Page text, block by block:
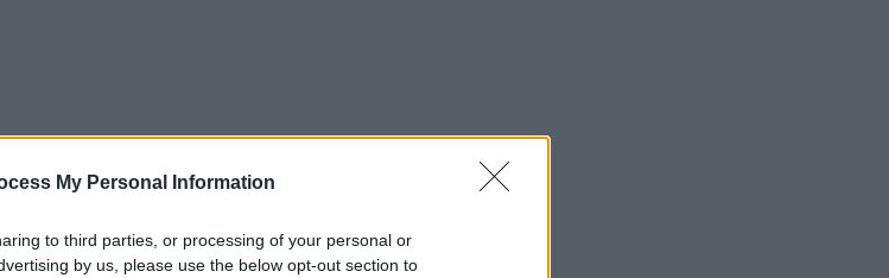
My Personal Information
to third parties, or processing of your personal or
by us, please use the below opt-out section to